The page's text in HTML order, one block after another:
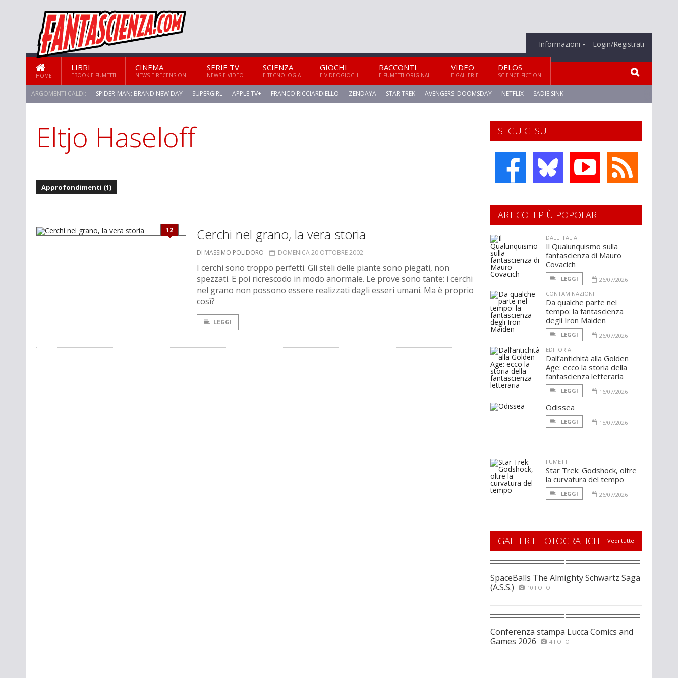
Informazioni Login/Registrati
HOME
LIBRI
EBOOK E FUMETTI
CINEMA
NEWS E RECENSIONI
SERIE TV
NEWS E VIDEO
SCIENZA
E TECNOLOGIA
GIOCHI
E VIDEOGIOCHI
RACCONTI
E FUMETTI ORIGINALI
VIDEO
E GALLERIE
DELOS
SCIENCE FICTION
ARGOMENTI CALDI: SPIDER-MAN: BRAND NEW DAY SUPERGIRL APPLE TV+ FRANCO RICCIARDIELLO ZENDAYA STAR TREK AVENGERS: DOOMSDAY NETFLIX SADIE SINK
STAR TREK: STRANGE NEW WORLDS
Eltjo Haseloff
Approfondimenti (1)
12 Cerchi nel grano, la vera storia
DI MASSIMO POLIDORO DOMENICA 20 OTTOBRE 2002
I cerchi sono troppo perfetti. Gli steli delle piante sono piegati, non
spezzati. E poi ricrescodo in modo anormale. Le prove sono tante: i cerchi
nel grano non possono essere realizzati dagli esseri umani. Ma è proprio
così?
LEGGI
SEGUICI SU
ARTICOLI PIÙ POPOLARI
DALL'ITALIA
Il Qualunquismo sulla
fantascienza di Mauro
Covacich
LEGGI
26/07/2026
CONTAMINAZIONI
Da qualche parte nel
tempo: la fantascienza
degli Iron Maiden
LEGGI
26/07/2026
EDITORIA
Dall’antichità alla Golden
Age: ecco la storia della
fantascienza letteraria
LEGGI 16/07/2026
Odissea
LEGGI 15/07/2026
FUMETTI
Star Trek: Godshock, oltre
la curvatura del tempo
LEGGI 26/07/2026
GALLERIE FOTOGRAFICHE Vedi tutte
SpaceBalls The Almighty Schwartz Saga
(A.S.S.)
10 FOTO
Conferenza stampa Lucca Comics and
Games 2026
4 FOTO